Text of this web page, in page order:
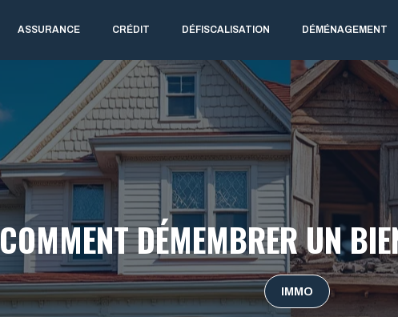
ASSURANCE CRÉDIT DÉFISCALISATION DÉMÉNAGEMENT
COMMENT DÉMEMBRER UN
IMMO